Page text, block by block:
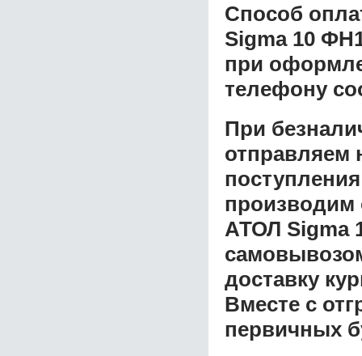
Способ
Sigma 10
при
телефону
При
отправляем
производим
АТОЛ Sigma
доставку
Вместе с
первичных